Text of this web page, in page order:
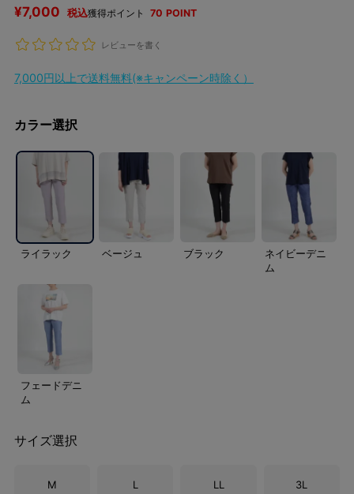
¥7,000 税込獲得ポイント 70 POINT
レビューを書く
7,000円以上で送料無料(※キャンペーン時除く）
カラー選択
ライラック ベージュ ブラック
ネイビーデニ
ム
フェードデニ
ム
サイズ選択
M L LL 3L